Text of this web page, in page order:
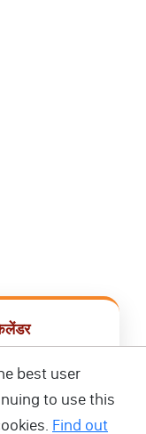
करें
best user
to use this
Find out